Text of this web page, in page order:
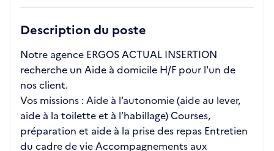
Description du poste
Notre agence ERGOS ACTUAL INSERTION
recherche un Aide à domicile H/F pour l'un de
nos client.
Vos missions : Aide à l’autonomie (aide au lever,
aide à la toilette et à l’habillage) Courses,
préparation et aide à la prise des repas Entretien
du cadre de vie Accompagnements aux